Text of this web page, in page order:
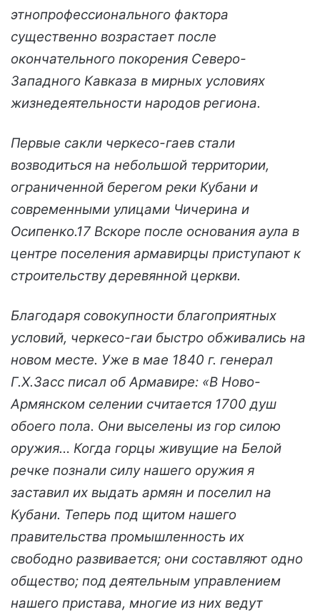
этнопрофессионального фактора
существенно возрастает после
окончательного покорения Северо-
Западного Кавказа в мирных условиях
жизнедеятельности народов региона.
Первые сакли черкесо-гаев стали
возводиться на небольшой территории,
ограниченной берегом реки Кубани и
современными улицами Чичерина и
Осипенко.17 Вскоре после основания аула в
центре поселения армавирцы приступают к
строительству деревянной церкви.
Благодаря совокупности благоприятных
условий, черкесо-гаи быстро обживались на
новом месте. Уже в мае 1840 г. генерал
Г.Х.Засс писал об Армавире: «В Ново-
Армянском селении считается 1700 душ
обоего пола. Они выселены из гор силою
оружия… Когда горцы живущие на Белой
речке познали силу нашего оружия я
заставил их выдать армян и поселил на
Кубани. Теперь под щитом нашего
правительства промышленность их
свободно развивается; они составляют одно
общество; под деятельным управлением
нашего пристава, многие из них ведут